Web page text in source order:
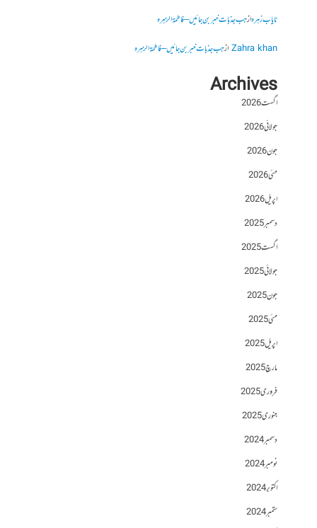
نایاب زہرہازجب جذبات خبر بن جائیں – فاطمۃالزہرہ
Zahra khanازجب جذبات خبر بن جائیں – فاطمۃالزہرہ
Archives
اگست 2026
جولائی 2026
جون 2026
مئی 2026
اپریل 2026
دسمبر 2025
اگست 2025
جولائی 2025
جون 2025
مئی 2025
اپریل 2025
مارچ 2025
فروری 2025
جنوری 2025
دسمبر 2024
نومبر 2024
اکتوبر 2024
ستمبر 2024